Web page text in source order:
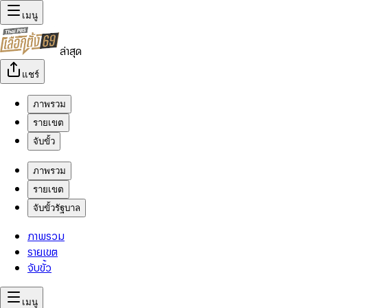
เมนู
ล่าสุด
แชร์
ภาพรวม
รายเขต
จับขั้ว
ภาพรวม
รายเขต
จับขั้วรัฐบาล
ภาพรวม
รายเขต
จับขั้ว
เมนู